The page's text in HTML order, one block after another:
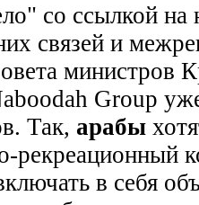
со ссылкой на
связей и
министров
Group
Так, арабы
рекреационный
в себя